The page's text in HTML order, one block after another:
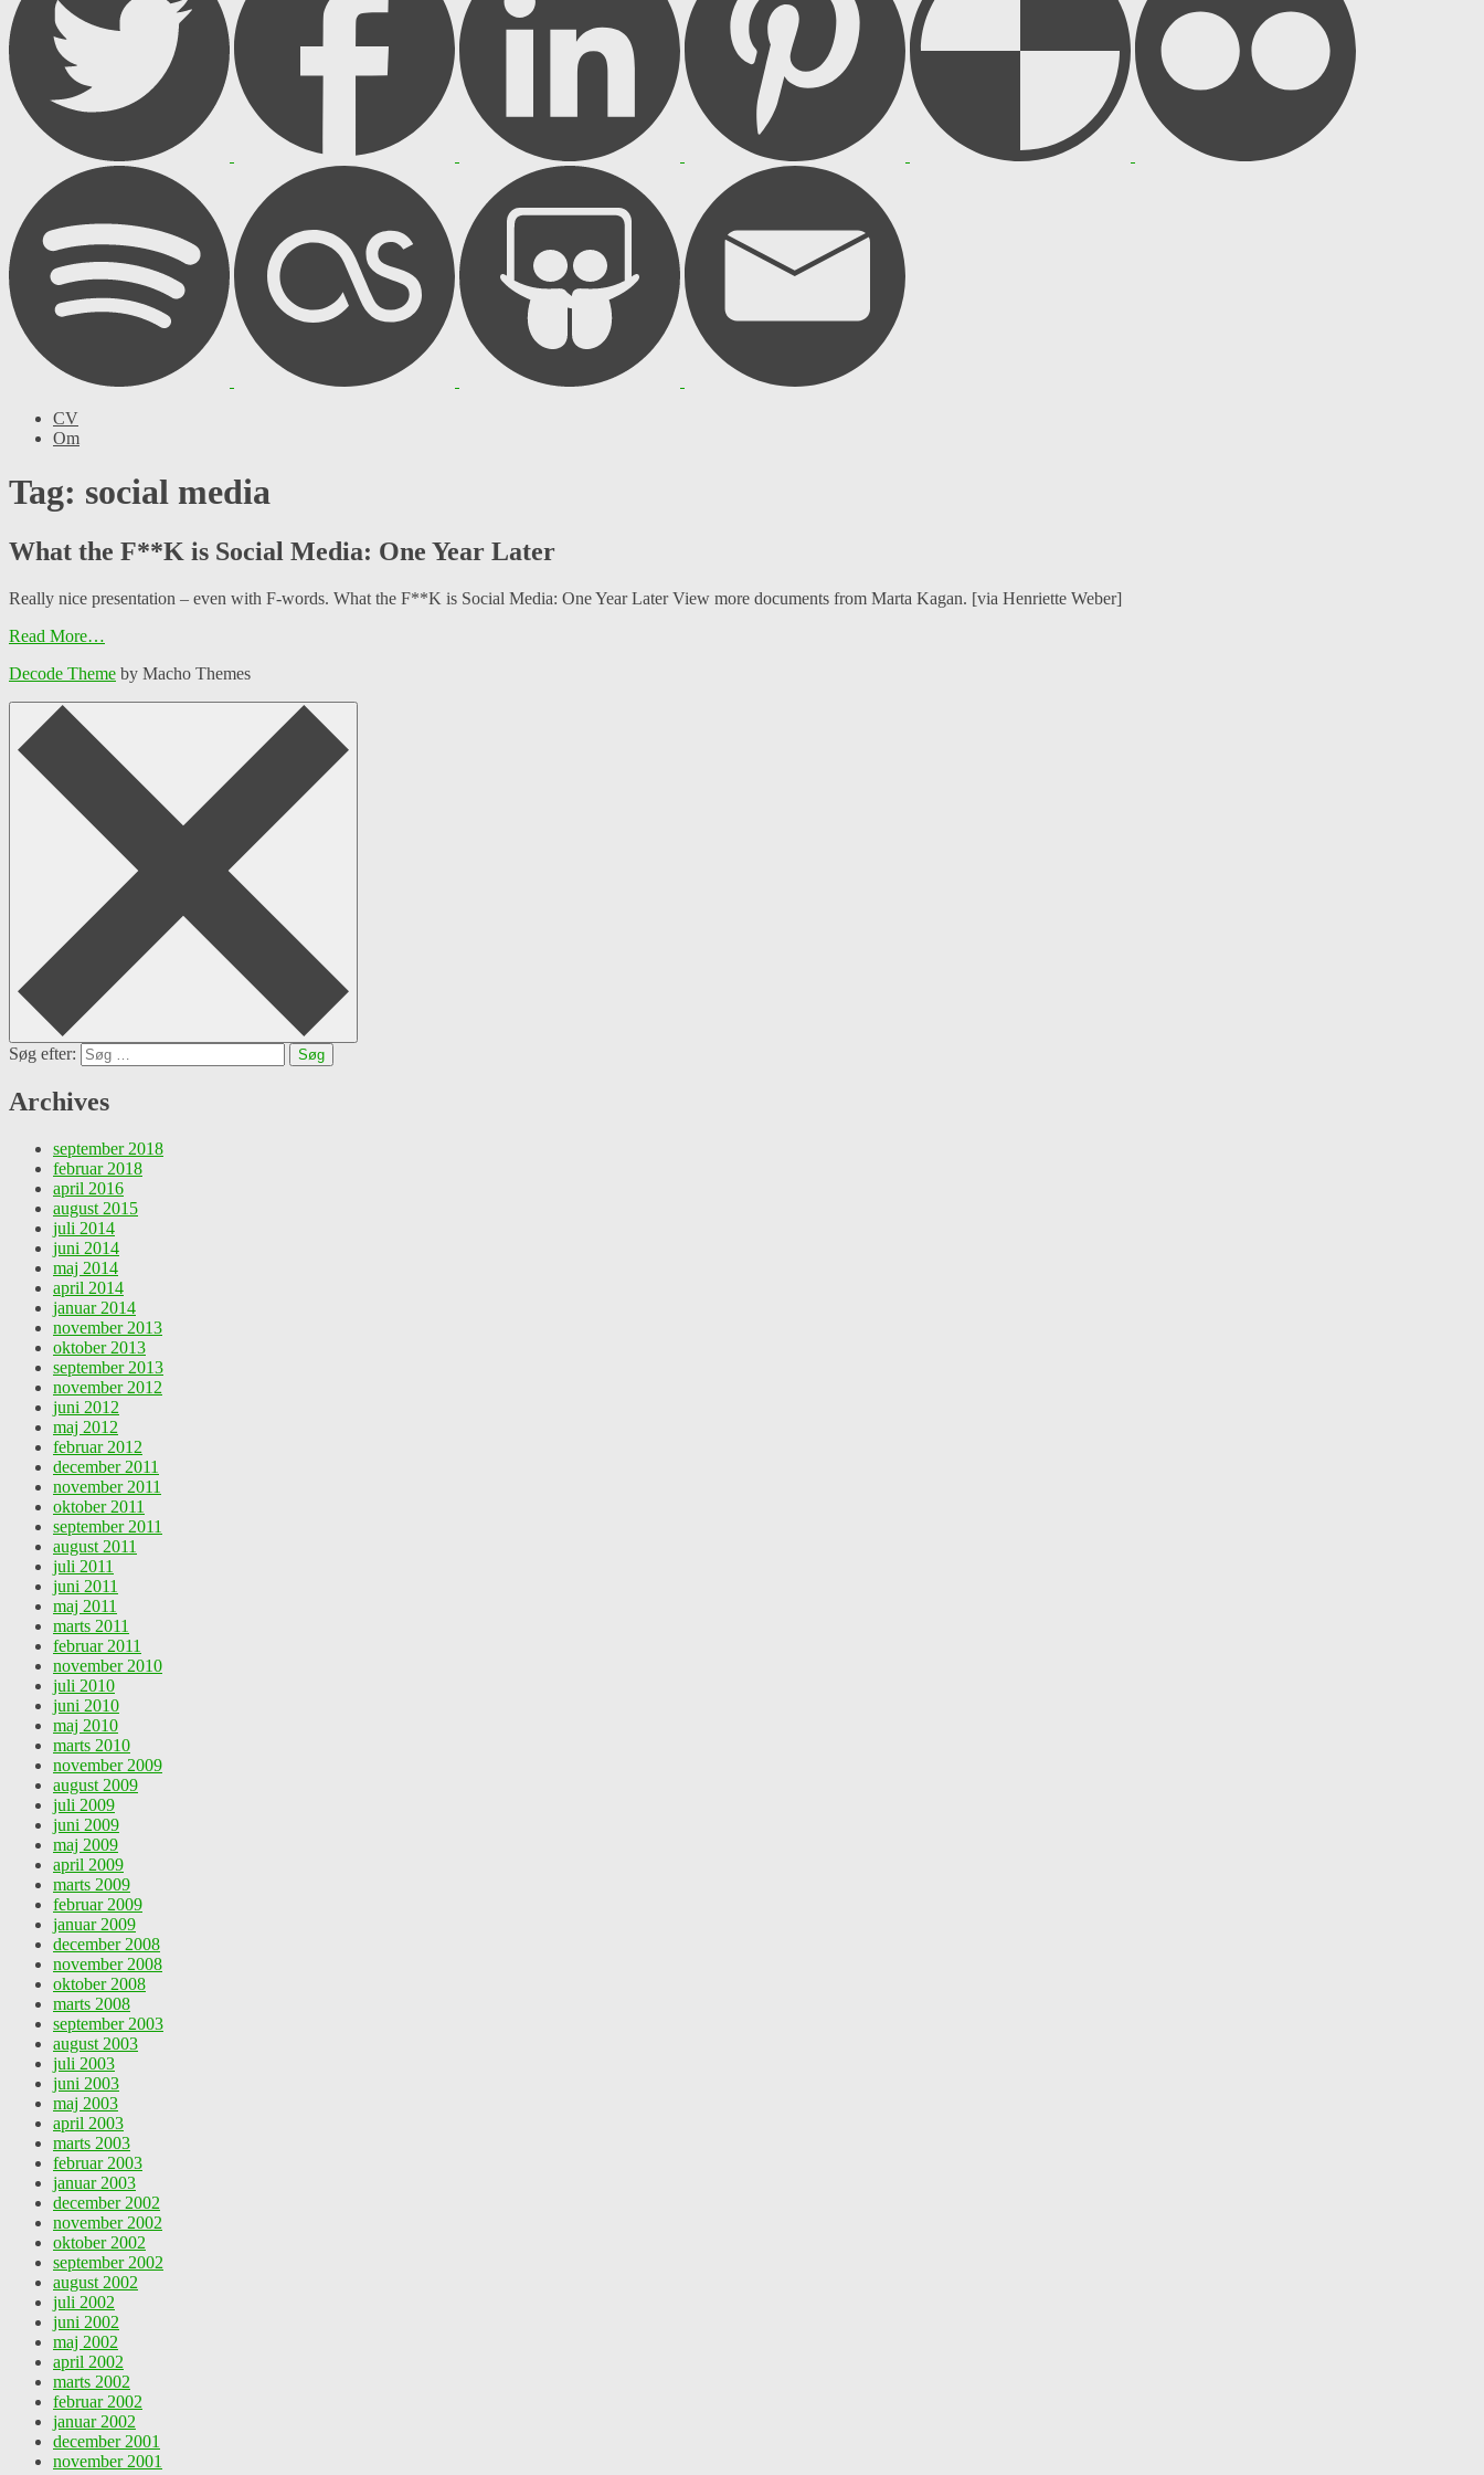
CV
Om
Tag: social media
What the F**K is Social Media: One Year Later
Really nice presentation – even with F-words. What the F**K is Social Media: One Year Later View more documents from Marta Kagan. [via Henriette Weber]
Read More…
Decode Theme by Macho Themes
Søg efter:
Archives
september 2018
februar 2018
april 2016
august 2015
juli 2014
juni 2014
maj 2014
april 2014
januar 2014
november 2013
oktober 2013
september 2013
november 2012
juni 2012
maj 2012
februar 2012
december 2011
november 2011
oktober 2011
september 2011
august 2011
juli 2011
juni 2011
maj 2011
marts 2011
februar 2011
november 2010
juli 2010
juni 2010
maj 2010
marts 2010
november 2009
august 2009
juli 2009
juni 2009
maj 2009
april 2009
marts 2009
februar 2009
januar 2009
december 2008
november 2008
oktober 2008
marts 2008
september 2003
august 2003
juli 2003
juni 2003
maj 2003
april 2003
marts 2003
februar 2003
januar 2003
december 2002
november 2002
oktober 2002
september 2002
august 2002
juli 2002
juni 2002
maj 2002
april 2002
marts 2002
februar 2002
januar 2002
december 2001
november 2001